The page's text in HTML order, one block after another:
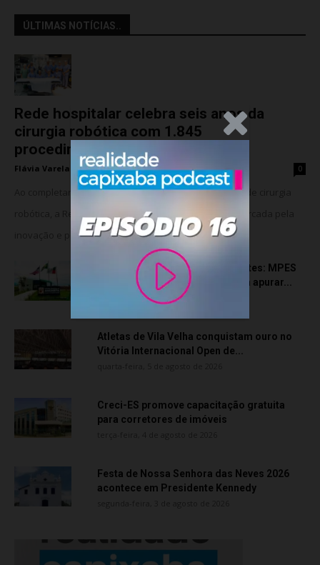
.Anúncio
ÚLTIMAS NOTÍCIAS..
Rede hospitalar celebra seis anos da
cirurgia robótica com 1.845
procedimentos
Flávia Varela quinta-feira, 6 de agosto de 2026 0
Ao completar seis anos da implantação do programa de cirurgia
robótica, a Rede Meridional celebra uma trajetória marcada pela
inovação e pela consolidação da...
Transporte particular de pacientes: MPES
aciona Câmara de Anchieta para apurar...
quarta-feira, 5 de agosto de 2026
Atletas de Vila Velha conquistam ouro no
Vitória Internacional Open de...
Creci-ES promove capacitação gratuita
para corretores de imóveis
Festa de Nossa Senhora das Neves 2026
acontece em Presidente Kennedy